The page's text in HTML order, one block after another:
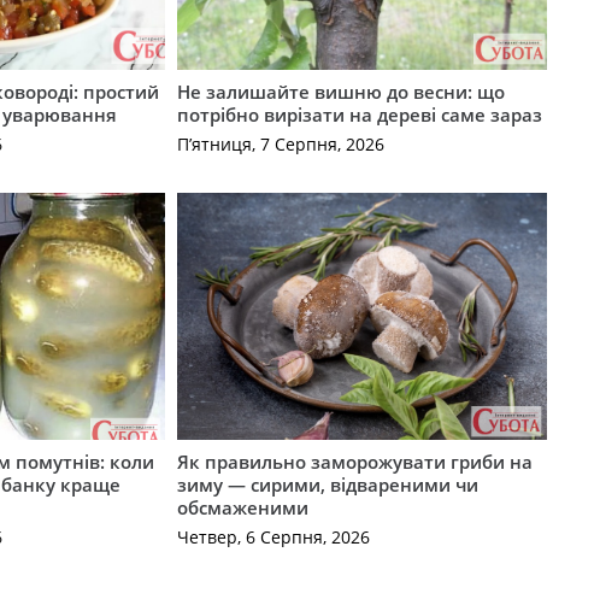
простий
уварювання
Не залишайте вишню до весни: що
потрібно вирізати на дереві саме зараз
П’ятниця, 7 Серпня, 2026
помутнів: коли
краще
Як правильно заморожувати гриби на
зиму — сирими, відвареними чи
обсмаженими
Четвер, 6 Серпня, 2026